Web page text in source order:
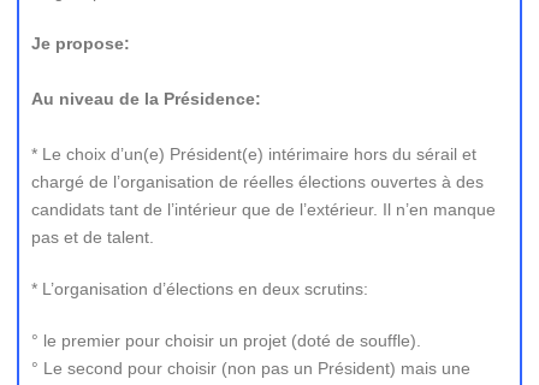
Je propose:
Au niveau de la Présidence:
* Le choix d’un(e) Président(e) intérimaire hors du sérail et
chargé de l’organisation de réelles élections ouvertes à des
candidats tant de l’intérieur que de l’extérieur. Il n’en manque
pas et de talent.
* L’organisation d’élections en deux scrutins:
° le premier pour choisir un projet (doté de souffle).
° Le second pour choisir (non pas un Président) mais une